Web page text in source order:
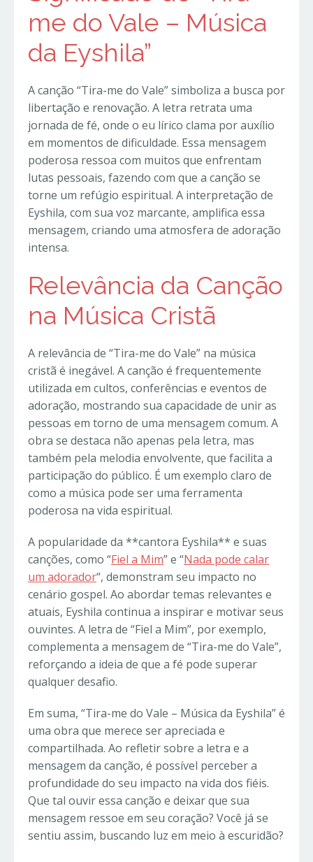
me do Vale – Música
da Eyshila”
A canção “Tira-me do Vale” simboliza a busca por
libertação e renovação. A letra retrata uma
jornada de fé, onde o eu lírico clama por auxílio
em momentos de dificuldade. Essa mensagem
poderosa ressoa com muitos que enfrentam
lutas pessoais, fazendo com que a canção se
torne um refúgio espiritual. A interpretação de
Eyshila, com sua voz marcante, amplifica essa
mensagem, criando uma atmosfera de adoração
intensa.
Relevância da Canção
na Música Cristã
A relevância de “Tira-me do Vale” na música
cristã é inegável. A canção é frequentemente
utilizada em cultos, conferências e eventos de
adoração, mostrando sua capacidade de unir as
pessoas em torno de uma mensagem comum. A
obra se destaca não apenas pela letra, mas
também pela melodia envolvente, que facilita a
participação do público. É um exemplo claro de
como a música pode ser uma ferramenta
poderosa na vida espiritual.
A popularidade da **cantora Eyshila** e suas
canções, como “Fiel a Mim” e “Nada pode calar
um adorador“, demonstram seu impacto no
cenário gospel. Ao abordar temas relevantes e
atuais, Eyshila continua a inspirar e motivar seus
ouvintes. A letra de “Fiel a Mim”, por exemplo,
complementa a mensagem de “Tira-me do Vale”,
reforçando a ideia de que a fé pode superar
qualquer desafio.
Em suma, “Tira-me do Vale – Música da Eyshila” é
uma obra que merece ser apreciada e
compartilhada. Ao refletir sobre a letra e a
mensagem da canção, é possível perceber a
profundidade do seu impacto na vida dos fiéis.
Que tal ouvir essa canção e deixar que sua
mensagem ressoe em seu coração? Você já se
sentiu assim, buscando luz em meio à escuridão?